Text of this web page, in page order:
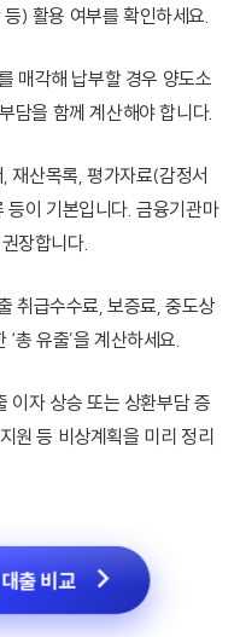
) 활용 여부를 확인하세요.
매각해 납부할 경우 양도소
담을 함께 계산해야 합니다.
재산목록, 평가자료(감정서
이 기본입니다. 금융기관마
장합니다.
취급수수료, 보증료, 중도상
총 유출’을 계산하세요.
이자 상승 또는 상환부담 증
원 등 비상계획을 미리 정리
출 비교